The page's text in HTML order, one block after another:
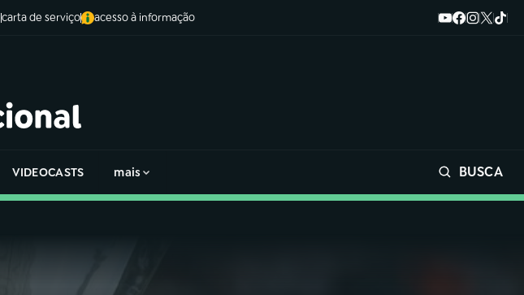
carta de serviço acesso à informação
VIDEOCASTS mais BUSCA